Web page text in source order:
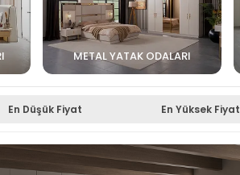
METAL YATAK ODALARI
En Düşük Fiyat En Yüksek Fiyat